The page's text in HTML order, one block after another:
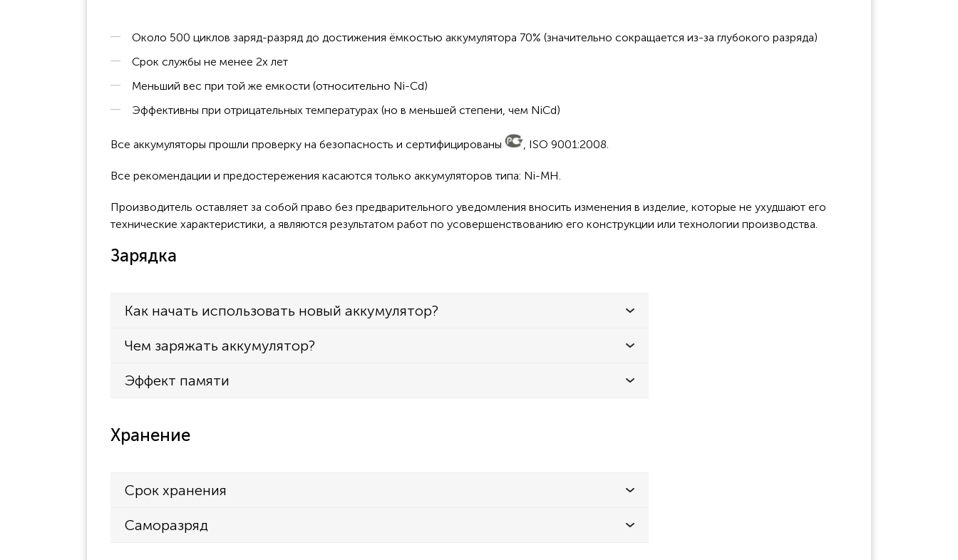
Около 500 циклов заряд-разряд до достижения ёмкостью аккумулятора 70% (значительно сокращается из-за глубокого разряда)
Срок службы не менее 2х лет
Меньший вес при той же емкости (относительно Ni-Cd)
Эффективны при отрицательных температурах (но в меньшей степени, чем NiCd)
Все аккумуляторы прошли проверку на безопасность и сертифицированы , ISO 9001:2008.
Все рекомендации и предостережения касаются только аккумуляторов типа: Ni-MH.
Производитель оставляет за собой право без предварительного уведомления вносить изменения в изделие, которые не ухудшают его
технические характеристики, а являются результатом работ по усовершенствованию его конструкции или технологии производства.
Зарядка
Как начать использовать новый аккумулятор?
Чем заряжать аккумулятор?
Эффект памяти
Хранение
Срок хранения
Саморазряд